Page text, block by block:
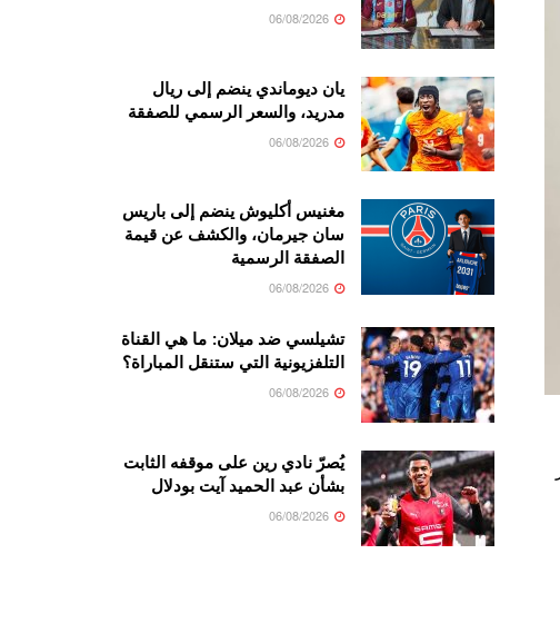
يان ديوماندي ينضم إلى ريال
مدريد، والسعر الرسمي للصفقة
مغنيس أكليوش ينضم إلى باريس
سان جيرمان، والكشف عن قيمة
الصفقة الرسمية
تشيلسي ضد ميلان: ما هي القناة
التلفزيونية التي ستنقل المباراة؟
يُصرّ نادي رين على موقفه الثابت
بشأن عبد الحميد آيت بودلال